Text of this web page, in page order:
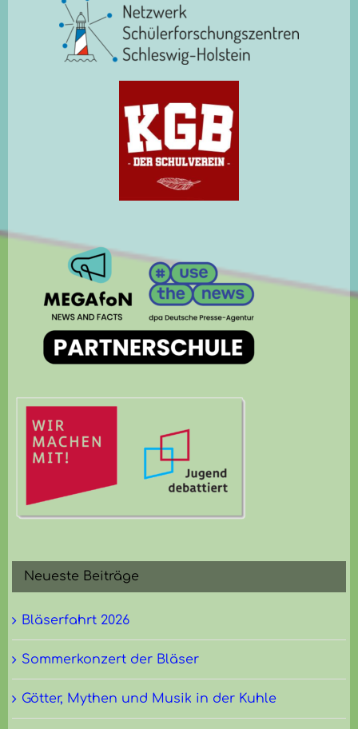
Neueste Beiträge
Bläserfahrt 2026
Sommerkonzert der Bläser
Götter, Mythen und Musik in der Kuhle